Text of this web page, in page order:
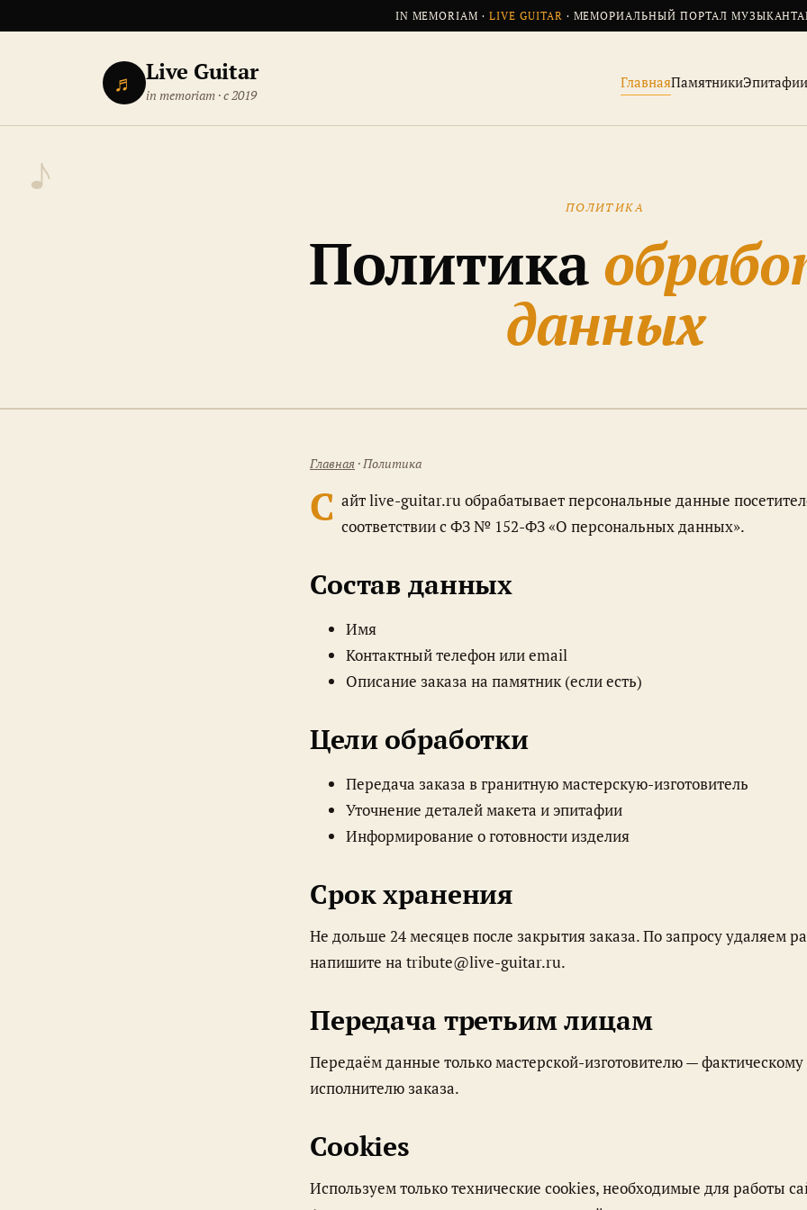
IN MEMORIAM ·LIVE GUITAR · МЕМОРИАЛЬНЫЙ ПОРТАЛ
♬ Live Guitar
in memoriam · с 2019
ГлавнаяПамятникиЭпитафии
ПОЛИТИКА
Политика
данных
Главная · Политика
С айт live-guitar.ru обрабатывает персональные данные
соответствии с ФЗ № 152-ФЗ «О персональных данных».
Состав данных
Имя
Контактный телефон или email
Описание заказа на памятник (если есть)
Цели обработки
Передача заказа в гранитную мастерскую-изготовитель
Уточнение деталей макета и эпитафии
Информирование о готовности изделия
Срок хранения
Не дольше 24 месяцев после закрытия заказа. По запросу удаляем раньше —
напишите на tribute@live-guitar.ru.
Передача третьим лицам
Передаём данные только мастерской-изготовителю — фактическому
исполнителю заказа.
Cookies
Используем только технические cookies, необходимые для работы сайта.